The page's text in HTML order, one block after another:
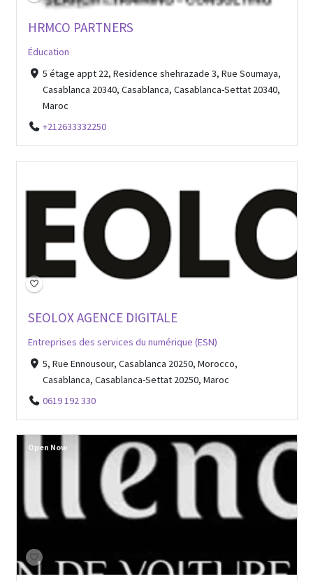
HRMCO PARTNERS
Éducation
5 étage appt 22, Residence shehrazade 3, Rue Soumaya,
Casablanca 20340, Casablanca, Casablanca-Settat 20340,
Maroc
+212633332250
SEOLOX AGENCE DIGITALE
Entreprises des services du numérique (ESN)
5, Rue Ennousour, Casablanca 20250, Morocco,
Casablanca, Casablanca-Settat 20250, Maroc
0619 192 330
Open Now